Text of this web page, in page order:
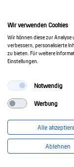
A@230 V, 400
sector
Wir verwenden Cookies
Wir können diese zur
verbessern, personalisierte
zu bieten. Für weitere
Einstellungen.
Notwendig
Werbung
Alle
Ablehnen